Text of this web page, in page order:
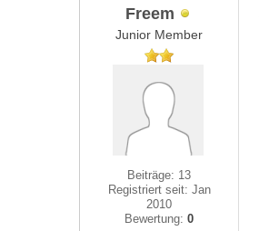
Freem
Junior Member
Beiträge: 13
Registriert seit: Jan
2010
Bewertung:0